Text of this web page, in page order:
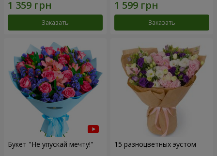
Заказать Заказать
Букет "Не упускай мечту!" 15 разноцветных эустом